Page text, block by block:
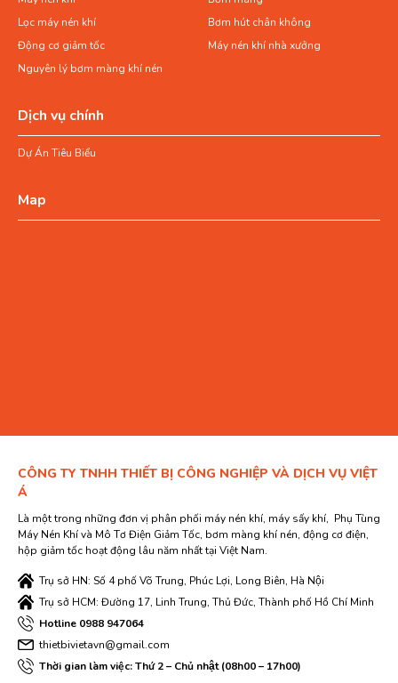
Lọc máy nén khí
Bơm hút chân không
Động cơ giảm tốc
Máy nén khí nhà xưởng
Nguyên lý bơm màng khí nén
Dịch vụ chính
Dự Án Tiêu Biểu
Map
CÔNG TY TNHH THIẾT BỊ CÔNG NGHIỆP VÀ DỊCH VỤ VIỆT
Á
Là một trong những đơn vị phân phối máy nén khí, máy sấy khí, Phụ Tùng
Máy Nén Khí và Mô Tơ Điện Giảm Tốc, bơm màng khí nén, động cơ điện,
hộp giảm tốc hoạt động lâu năm nhất tại Việt Nam.
Trụ sở HN: Số 4 phố Võ Trung, Phúc Lợi, Long Biên, Hà Nội
Trụ sở HCM: Đường 17, Linh Trung, Thủ Đức, Thành phố Hồ Chí Minh
Hotline 0988 947064
thietbivietavn@gmail.com
Thời gian làm việc: Thứ 2 – Chủ nhật (08h00 – 17h00)